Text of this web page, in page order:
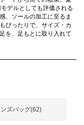
デルとしても評価される
、ソールの加工に至るま
ぴったりで、サイズ・カ
を、足もとに取り入れて
ンズバッグ(62)